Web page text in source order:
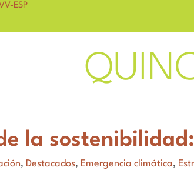
la
, Destacados, Emergencia climática,